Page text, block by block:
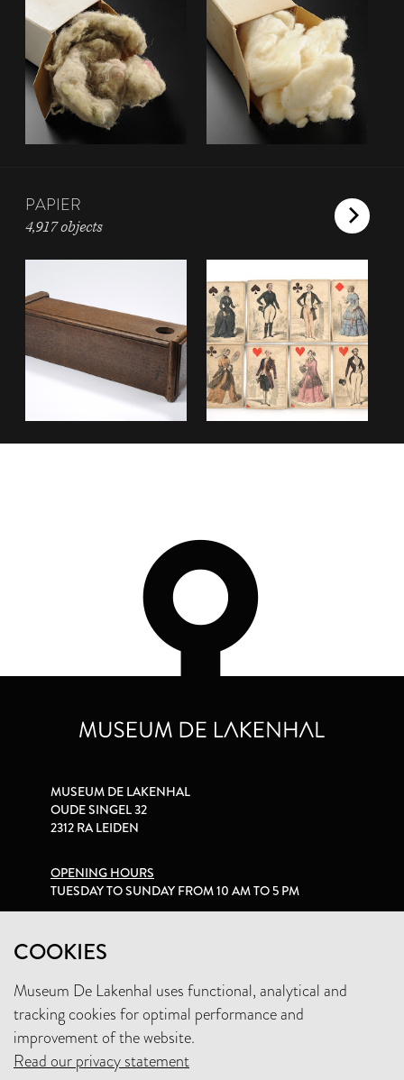
PAPIER
4,917 objects
COOKIES
Museum De Lakenhal uses functional, analytical and
tracking cookies for optimal performance and
improvement of the website.
Read our privacy statement
MUSEUM DE LAKENHAL
OUDE SINGEL 32
2312 RA LEIDEN
OPENING HOURS
TUESDAY TO SUNDAY FROM 10 AM TO 5 PM
+31 (0)71 5165360
INFO@LAKENHAL.NL
SUPPORT THE MUSEUM